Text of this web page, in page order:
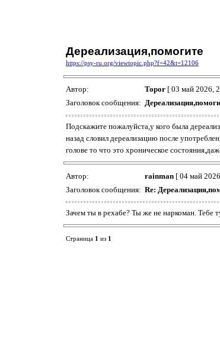
Дереализация,помогите
https://psy-ru.org/viewtopic.php?f=42&t=12106
Автор: Topor [ 03 май 2026,
Заголовок сообщения:
Подскажите пожалуйста,у кого была
назад словил дереализацию после
голове то что это хроническое
Автор: rainman [ 04 май
Заголовок сообщения: Re:
Зачем ты в рехабе? Ты же не наркоман. Тебе
Страница 1 из 1